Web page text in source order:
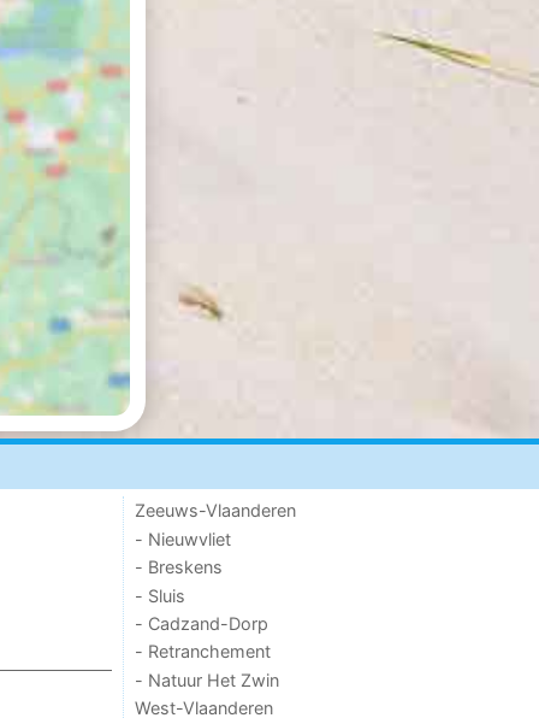
Zeeuws-Vlaanderen
- Nieuwvliet
- Breskens
- Sluis
- Cadzand-Dorp
- Retranchement
- Natuur Het Zwin
West-Vlaanderen